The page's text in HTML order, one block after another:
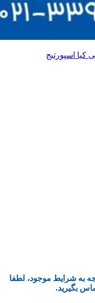
کیا اسپورتیج
به شرایط موجود، لطفا
بگیرید.